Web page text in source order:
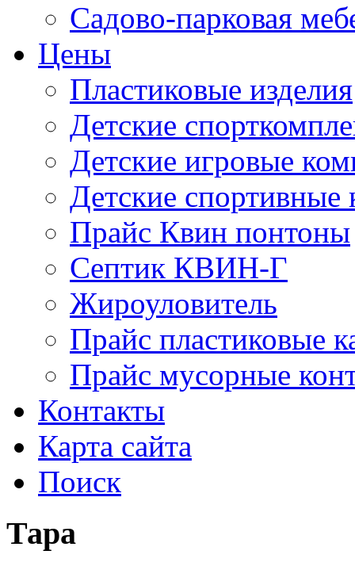
Садово-парковая
Цены
Пластиковые изделия
Детские
Детские игровые
Детские спортивные
Прайс Квин понтоны
Септик КВИН-Г
Жироуловитель
Прайс пластиковые
Прайс мусорные
Контакты
Карта сайта
Поиск
Тара